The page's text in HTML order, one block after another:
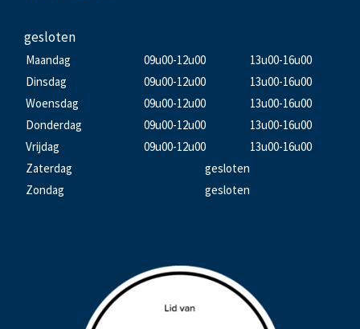
gesloten
Maandag 09u00-12u00
13u00-16u00
Dinsdag
09u00-12u00
13u00-16u00
Woensdag
09u00-12u00
13u00-16u00
Donderdag
09u00-12u00
13u00-16u00
Vrijdag
09u00-12u00
13u00-16u00
Zaterdag
gesloten
Zondag
gesloten